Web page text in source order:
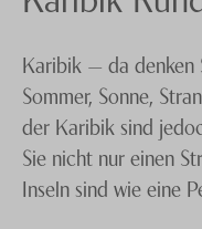
Karibik — da denken
Sommer, Sonne,
der Karibik sind
Sie nicht nur einen
Inseln sind wie eine